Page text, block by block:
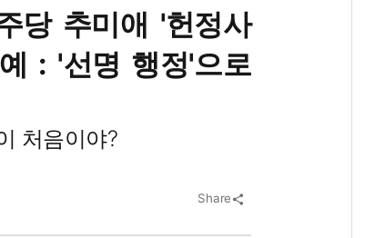
당 추미애 '헌정사
: '선명 행정'으로
처음이야?
Share share